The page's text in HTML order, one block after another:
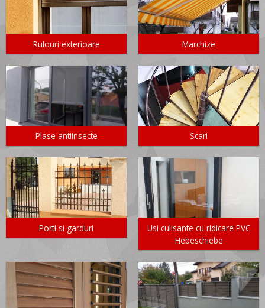
Rulouri exterioare Marchize
Plase antiinsecte Scari
Porti si garduri
Usi culisante cu ridicare PVC
Hebeschiebe